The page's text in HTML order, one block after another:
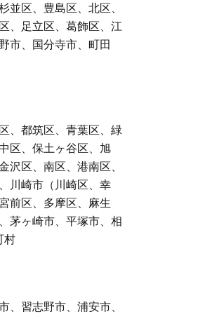
並区、豊島区、北区、
、足立区、葛飾区、江
市、国分寺市、町田
、都筑区、青葉区、緑
区、保土ヶ谷区、旭
沢区、南区、港南区、
川崎市（川崎区、幸
前区、多摩区、麻生
茅ヶ崎市、平塚市、相
村
、習志野市、浦安市、